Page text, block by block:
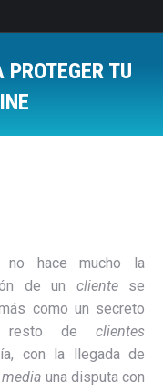
TU
no hace mucho la
de un clientese
como un secreto
resto de clientes
con la llegada de
una disputa con